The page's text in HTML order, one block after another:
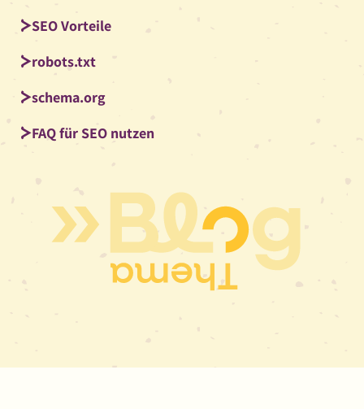
SEO Vorteile
robots.txt
schema.org
FAQ für SEO nutzen